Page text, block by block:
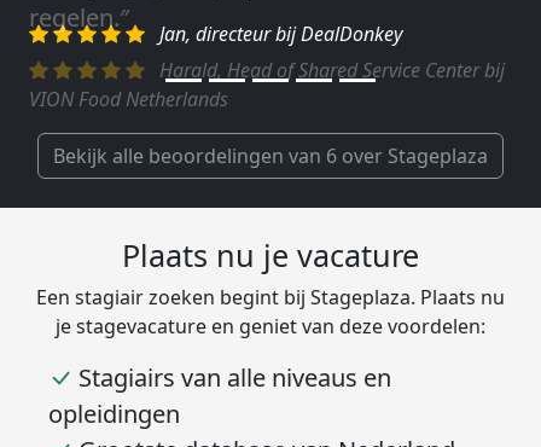
regelen.″
Harald, Head of Shared Service Center bij
VION Food Netherlands
Bekijk alle beoordelingen van 6 over Stageplaza
Plaats nu je vacature
Een stagiair zoeken begint bij Stageplaza. Plaats nu
je stagevacature en geniet van deze voordelen:
Stagiairs van alle niveaus en
opleidingen